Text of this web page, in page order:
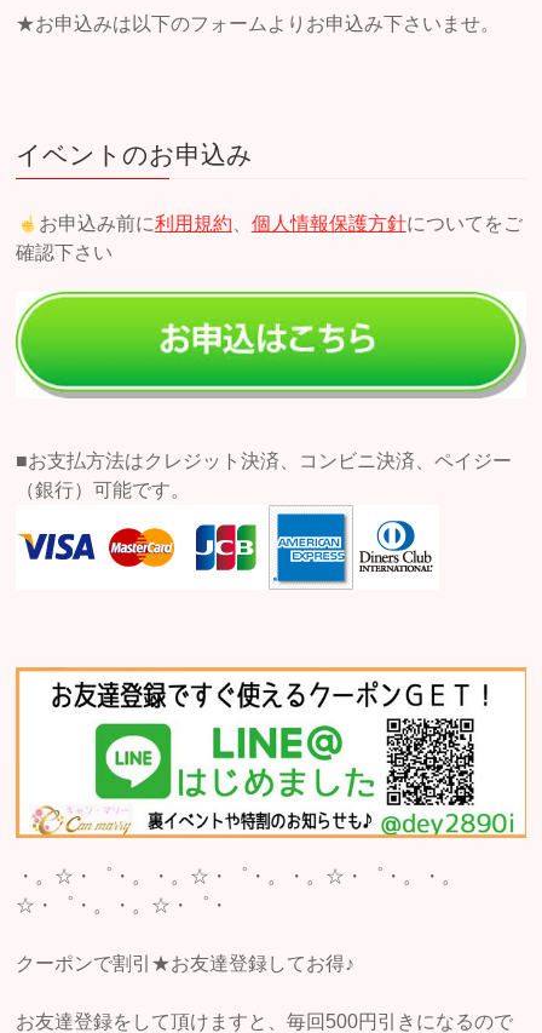
★お申込みは以下のフォームよりお申込み下さいませ。
イベントのお申込み
お申込み前に利用規約 個人情報保護方針についてをご
確認下さい
■お支払方法はクレジット決済、コンビニ決済、ペイジー
（銀行）可能です。
・。☆・゜・。・。☆・゜・。・。☆・゜・。・。
☆・゜・。・。☆・゜・
クーポンで割引★お友達登録してお得♪
お友達登録をして頂けますと、毎回500円引きになるので